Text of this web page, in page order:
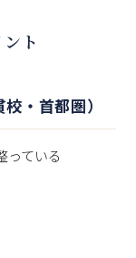
ト
・首都圏）
っている